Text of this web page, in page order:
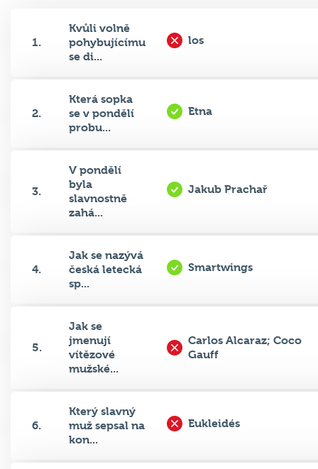
1.
Kvůli volně
pohybujícímu
se di...
los
2.
Která sopka
se v pondělí
probu...
Etna
3.
V pondělí
byla
slavnostně
zahá...
Jakub Prachař
4.
Jak se nazývá
česká letecká
sp...
Smartwings
5.
Jak se
jmenují
vítězové
mužské...
Carlos Alcaraz; Coco
Gauff
6.
Který slavný
muž sepsal na
kon...
Eukleidés